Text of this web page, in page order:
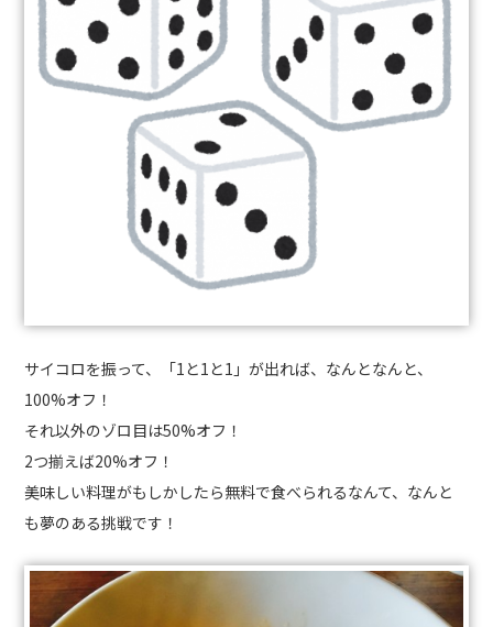
サイコロを振って、「1と1と1」が出れば、なんとなんと、
100%オフ！
それ以外のゾロ目は50%オフ！
2つ揃えば20%オフ！
美味しい料理がもしかしたら無料で食べられるなんて、なんと
も夢のある挑戦です！